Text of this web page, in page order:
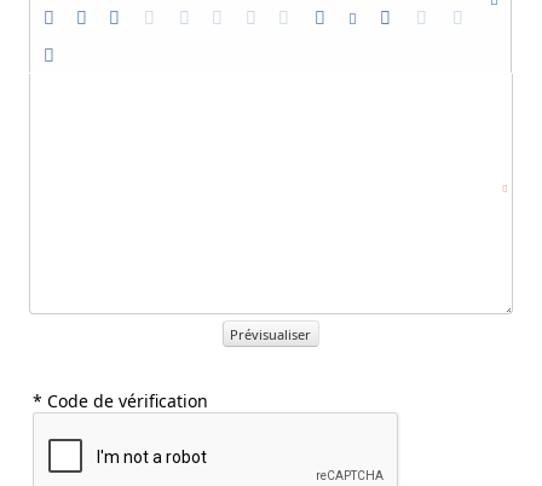
Prévisualiser
* Code de vérification